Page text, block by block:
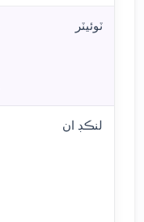
ٽوئيٽر
لنڪڊ ان